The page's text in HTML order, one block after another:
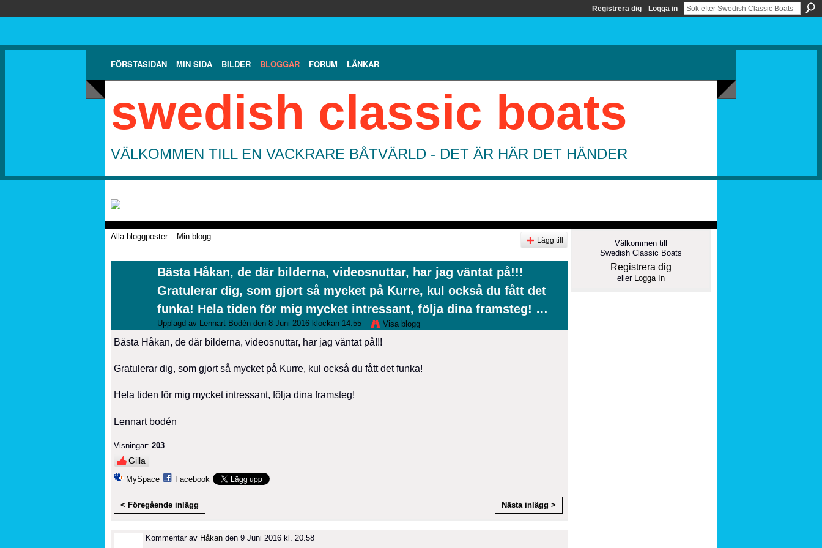
Registrera dig Logga in
FÖRSTASIDAN MIN SIDA BILDER BLOGGAR FORUM LÄNKAR
swedish classic boats
VÄLKOMMEN TILL EN VACKRARE BÅTVÄRLD - DET ÄR HÄR DET HÄNDER
Alla bloggposter Min blogg Lägg till
Bästa Håkan, de där bilderna, videosnuttar, har jag väntat på!!!
Gratulerar dig, som gjort så mycket på Kurre, kul också du fått det
funka! Hela tiden för mig mycket intressant, följa dina framsteg! …
Upplagd av Lennart Bodén den 8 Juni 2016 klockan 14.55 Visa blogg
Bästa Håkan, de där bilderna, videosnuttar, har jag väntat på!!!
Gratulerar dig, som gjort så mycket på Kurre, kul också du fått det funka!
Hela tiden för mig mycket intressant, följa dina framsteg!
Lennart bodén
Visningar: 203
Gilla
MySpace Facebook
< Föregående inlägg Nästa inlägg >
Kommentar av Håkan den 9 Juni 2016 kl. 20.58
Välkommen till
Swedish Classic Boats
Registrera dig
eller Logga In